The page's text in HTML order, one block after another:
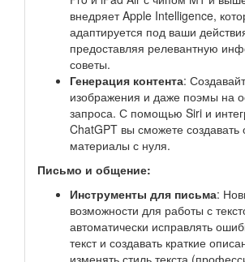
внедряет Apple Intelligence,
адаптируется под ваши
предоставляя релевантную
советы.
Генерация контента:
изображения и даже поэмы на
запроса. С помощью Siri и
ChatGPT вы сможете создавать
материалы с нуля.
Письмо и общение:
Инструменты для письма:
возможности для работы с
автоматически исправлять
текст и создавать краткие
изменять стиль текста